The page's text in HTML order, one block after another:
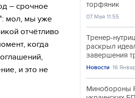
– срочное
мол, мы уже
отчётливо
когда
и это не
торфяник
07 Мая 11:55
Тренер-
раскрыл
завершения
Новости 16
Минобороны